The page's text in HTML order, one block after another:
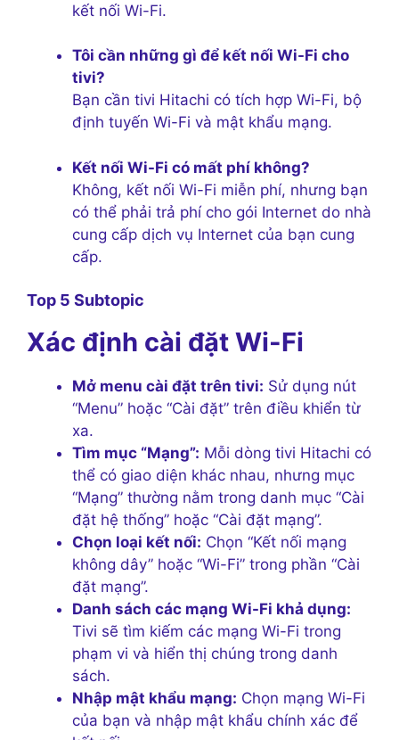
kết nối Wi-Fi.
Tôi cần những gì để kết nối Wi-Fi cho
tivi?
Bạn cần tivi Hitachi có tích hợp Wi-Fi, bộ
định tuyến Wi-Fi và mật khẩu mạng.
Kết nối Wi-Fi có mất phí không?
Không, kết nối Wi-Fi miễn phí, nhưng bạn
có thể phải trả phí cho gói Internet do nhà
cung cấp dịch vụ Internet của bạn cung
cấp.
Top 5 Subtopic
Xác định cài đặt Wi-Fi
Mở menu cài đặt trên tivi: Sử dụng nút
“Menu” hoặc “Cài đặt” trên điều khiển từ
xa.
Tìm mục “Mạng”: Mỗi dòng tivi Hitachi có
thể có giao diện khác nhau, nhưng mục
“Mạng” thường nằm trong danh mục “Cài
đặt hệ thống” hoặc “Cài đặt mạng”.
Chọn loại kết nối: Chọn “Kết nối mạng
không dây” hoặc “Wi-Fi” trong phần “Cài
đặt mạng”.
Danh sách các mạng Wi-Fi khả dụng:
Tivi sẽ tìm kiếm các mạng Wi-Fi trong
phạm vi và hiển thị chúng trong danh
sách.
Nhập mật khẩu mạng: Chọn mạng Wi-Fi
của bạn và nhập mật khẩu chính xác để